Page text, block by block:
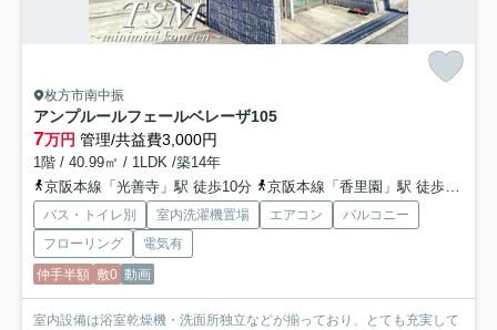
枚方市南中振
アンプルールフェールベレーザ105
7万円 管理/共益費3,000円
1階 / 40.99㎡ / 1LDK /築14年
京阪本線「光善寺」駅 徒歩10分
京阪本線「香里園」駅 徒歩16分
バス・トイレ別 室内洗濯機置場 エアコン
バルコニー
フローリング
電気有
仲手半額 敷0 動画
室内設備は浴室乾燥機・洗面所独立などが揃っており、とても充実して